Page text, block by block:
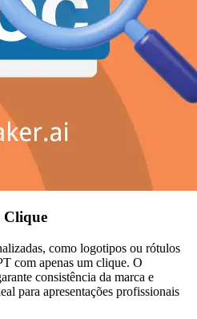
Clique
como logotipos ou rótulos
com apenas um clique. O
consistência da marca e
para apresentações profissionais